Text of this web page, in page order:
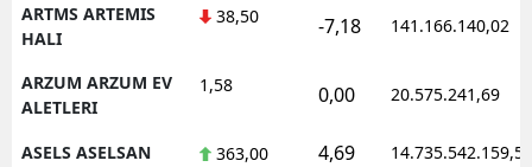
ARTMS ARTEMIS
HALI
38,50 -7,18 141.166.140,02
ARZUM ARZUM EV
ALETLERI
1,58 0,00 20.575.241,69
ASELS ASELSAN 363,00 4,69 14.735.542.159,50